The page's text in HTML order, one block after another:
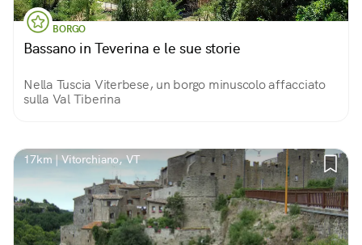
BORGO
Bassano in Teverina e le sue storie
Nella Tuscia Viterbese, un borgo minuscolo affacciato
sulla Val Tiberina
17km | Vitorchiano, VT